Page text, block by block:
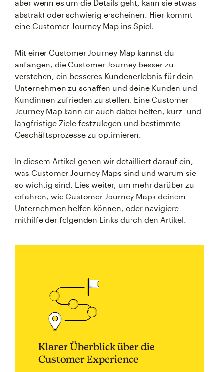
aber wenn es um die Details geht, kann sie etwas
abstrakt oder schwierig erscheinen. Hier kommt
eine Customer Journey Map ins Spiel.
Mit einer Customer Journey Map kannst du
anfangen, die Customer Journey besser zu
verstehen, ein besseres Kundenerlebnis für dein
Unternehmen zu schaffen und deine Kunden und
Kundinnen zufrieden zu stellen. Eine Customer
Journey Map kann dir auch dabei helfen, kurz- und
langfristige Ziele festzulegen und bestimmte
Geschäftsprozesse zu optimieren.
In diesem Artikel gehen wir detailliert darauf ein,
was Customer Journey Maps sind und warum sie
so wichtig sind. Lies weiter, um mehr darüber zu
erfahren, wie Customer Journey Maps deinem
Unternehmen helfen können, oder navigiere
mithilfe der folgenden Links durch den Artikel.
Klarer Überblick über die
Customer Experience